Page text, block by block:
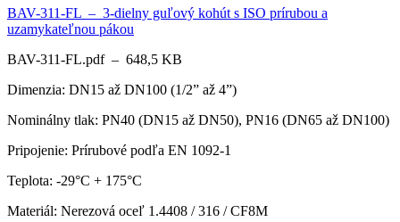
BAV-311-FL – 3-dielny guľový kohút s ISO prírubou a
uzamykateľnou pákou
BAV-311-FL.pdf – 648,5 KB
Dimenzia: DN15 až DN100 (1/2” až 4”)
Nominálny tlak: PN40 (DN15 až DN50), PN16 (DN65 až DN100)
Pripojenie: Prírubové podľa EN 1092-1
Teplota: -29°C + 175°C
Materiál: Nerezová oceľ 1.4408 / 316 / CF8M